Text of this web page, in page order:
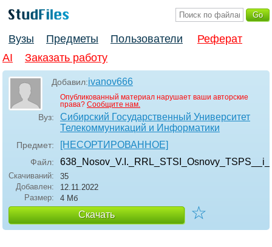
Вузы Предметы Пользователи
Реферат
AI
Заказать работу
Добавил:ivanov666
Опубликованный материал нарушает ваши авторские
права? Сообщите нам.
Вуз:
Сибирский Государственный Университет
Телекоммуникаций и Информатики
Предмет: [НЕСОРТИРОВАННОЕ]
Файл:
Скачиваний:
35
Добавлен:
12.11.2022
Размер:
4 Мб
Скачать ☆